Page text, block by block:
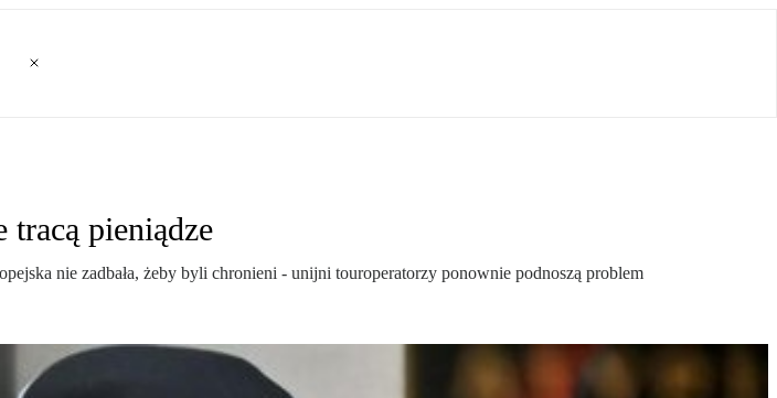
pieniądze
nie zadbała, żeby byli chronieni - unijni touroperatorzy ponownie podnoszą problem